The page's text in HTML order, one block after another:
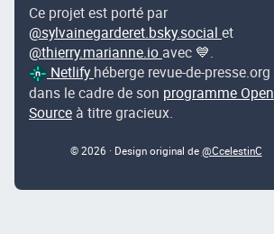
Ce projet est porté par
@sylvainegarderet.bsky.social et
@thierry.marianne.io avec 💙.
Netlify héberge revue-de-presse.org
dans le cadre de son programme Open
Source à titre gracieux.
© 2026 · Design original de @CcelestinC